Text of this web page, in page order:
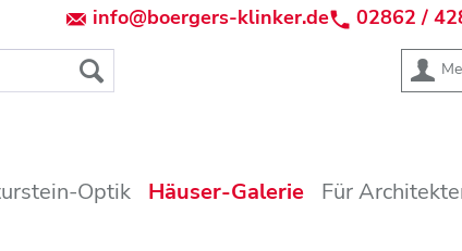
info@boergers-klinker.de 02862 /
Optik Häuser-Galerie Für